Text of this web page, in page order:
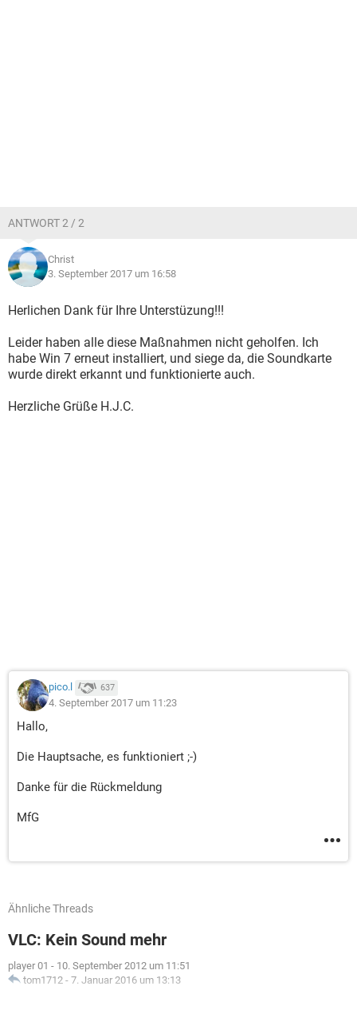
ANTWORT 2 / 2
Christ
3. September 2017 um 16:58
Herlichen Dank für Ihre Unterstüzung!!!
Leider haben alle diese Maßnahmen nicht geholfen. Ich
habe Win 7 erneut installiert, und siege da, die Soundkarte
wurde direkt erkannt und funktionierte auch.
Herzliche Grüße H.J.C.
pico.l 637
4. September 2017 um 11:23
Hallo,
Die Hauptsache, es funktioniert ;-)
Danke für die Rückmeldung
MfG
Ähnliche Threads
VLC: Kein Sound mehr
player 01 - 10. September 2012 um 11:51
tom1712 - 7. Januar 2016 um 13:13